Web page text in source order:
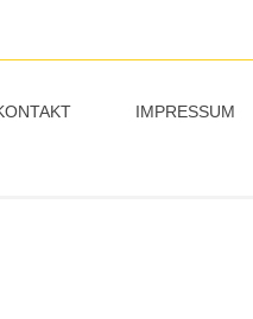
IMPRESSUM